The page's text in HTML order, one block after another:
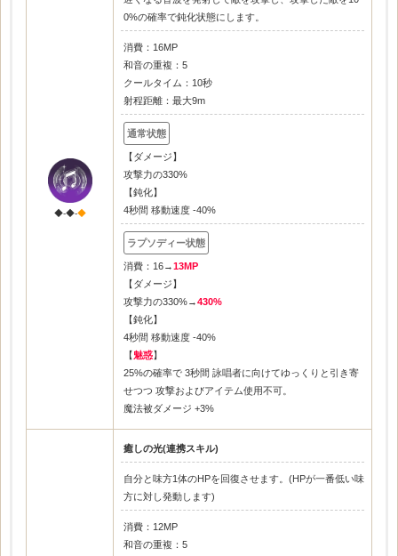
◆-◆-◆
0%の確率で鈍化状態にします。
消費：16MP
和音の重複：5
クールタイム：10秒
射程距離：最大9m
【ダメージ】
攻撃力の330%
【鈍化】
4秒間 移動速度 -40%
消費：16→13MP
【ダメージ】
攻撃力の330%→430%
【鈍化】
4秒間 移動速度 -40%
【 魅惑】
25%の確率で 3秒間 詠唱者に向けてゆっくりと引き寄
せつつ 攻撃およびアイテム使用不可。
魔法被ダメージ +3%
癒しの光(連携スキル)
自分と味方1体のHPを回復させます。(HPが一番低い味
方に対し発動します)
消費：12MP
和音の重複：5